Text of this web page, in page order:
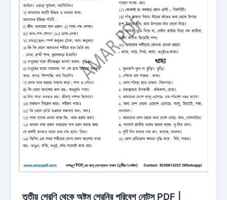
তৃতীয় শ্রেণি থেকে অষ্টম শ্রেনির পরিবেশ নোটস PDF |